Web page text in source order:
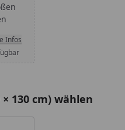
Infos
130 cm) wählen